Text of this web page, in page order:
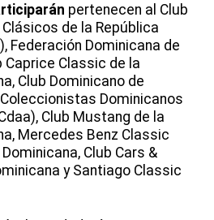
pertenecen al Club
de la República
Federación Dominicana de
Classic de la
Club Dominicano de
Dominicanos
Club Mustang de la
Mercedes Benz Classic
Club Cars &
y Santiago Classic